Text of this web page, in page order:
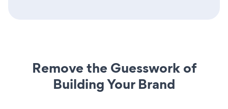
Remove the Guesswork of
Building Your Brand